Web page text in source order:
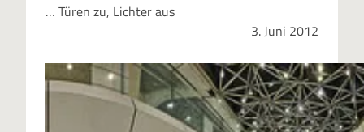
… Türen zu, Lichter aus
3. Juni 2012